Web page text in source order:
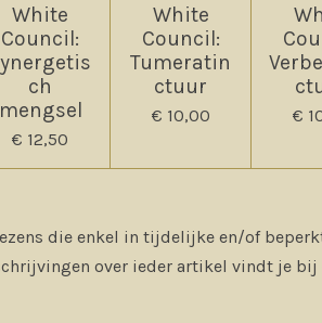
White
Council:
ch
mengsel
€ 12,50
White
Council:
Tumeratin
ctuur
€ 10,00 €
die enkel in tijdelijke en/of
over ieder artikel vindt je